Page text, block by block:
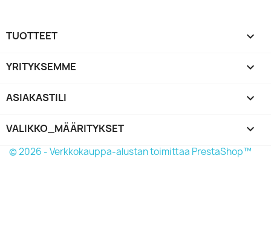
TUOTTEET 
YRITYKSEMME 
ASIAKASTILI 
VALIKKO_MÄÄRITYKSET keyboard_arrow_down
© 2026 - Verkkokauppa-alustan toimittaa PrestaShop™